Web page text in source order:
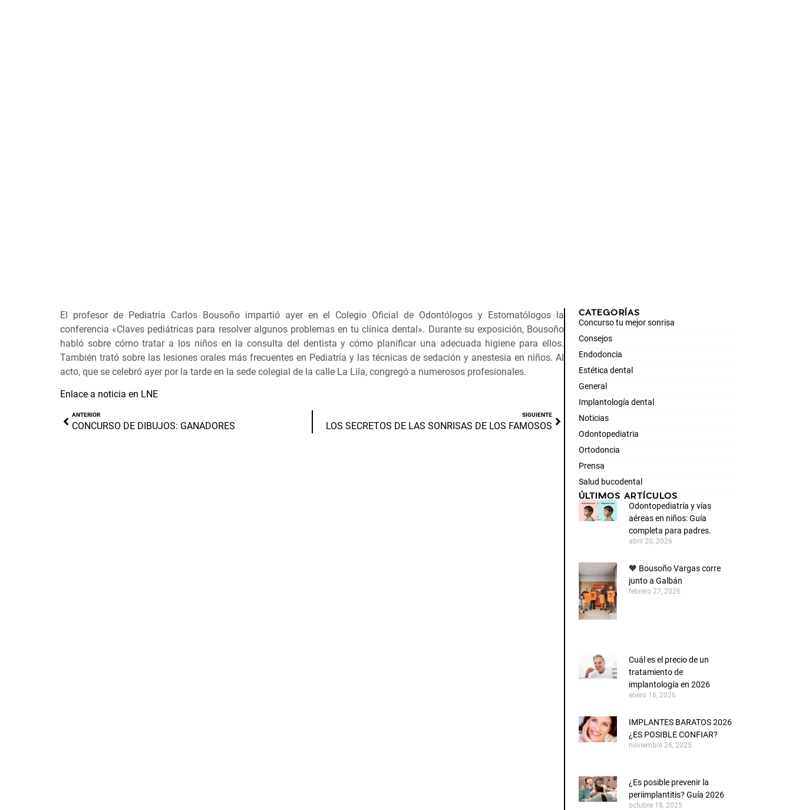
El profesor de Pediatría Carlos Bousoño impartió ayer en el Colegio Oficial de Odontólogos y Estomatólogos la
conferencia «Claves pediátricas para resolver algunos problemas en tu clínica dental». Durante su exposición, Bousoño
habló sobre cómo tratar a los niños en la consulta del dentista y cómo planificar una adecuada higiene para ellos.
También trató sobre las lesiones orales más frecuentes en Pediatría y las técnicas de sedación y anestesia en niños. Al
acto, que se celebró ayer por la tarde en la sede colegial de la calle La Lila, congregó a numerosos profesionales.
Enlace a noticia en LNE
ANTERIOR
CONCURSO DE DIBUJOS: GANADORES
SIGUIENTE
LOS SECRETOS DE LAS SONRISAS DE LOS FAMOSOS
CATEGORÍAS
Concurso tu mejor sonrisa
Consejos
Endodoncia
Estética dental
General
Implantología dental
Noticias
Odontopediatria
Ortodoncia
Prensa
Salud bucodental
ÚLTIMOS ARTÍCULOS
Odontopediatría y vías
aéreas en niños: Guía
completa para padres.
abril 20, 2026
🧡 Bousoño Vargas corre
junto a Galbán
febrero 27, 2026
Cuál es el precio de un
tratamiento de
implantología en 2026
enero 16, 2026
IMPLANTES BARATOS 2026
¿ES POSIBLE CONFIAR?
noviembre 26, 2025
¿Es posible prevenir la
periimplantitis? Guía 2026
octubre 18, 2025